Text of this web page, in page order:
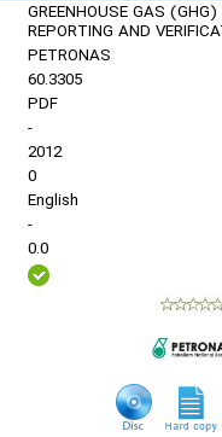
GREENHOUSE GAS
REPORTING AND
PETRONAS
60.3305
PDF
-
2012
0
English
-
0.0